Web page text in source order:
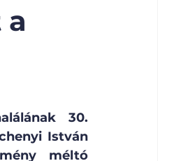
30.
István
méltó